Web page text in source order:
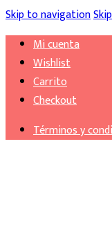
Skip to navigation
Mi cuenta
Wishlist
Carrito
Checkout
Términos y